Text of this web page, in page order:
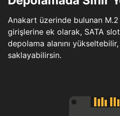
Anakart üzerinde bulunan M.2
girişlerine ek olarak, SATA
depolama alanını
saklayabilirsin.